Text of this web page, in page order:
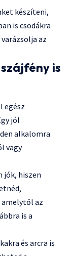
készíteni,
is csodákra
az
is
egész
jól
alkalomra
vagy
jók, hiszen
amelytől az
is a
és arcra is